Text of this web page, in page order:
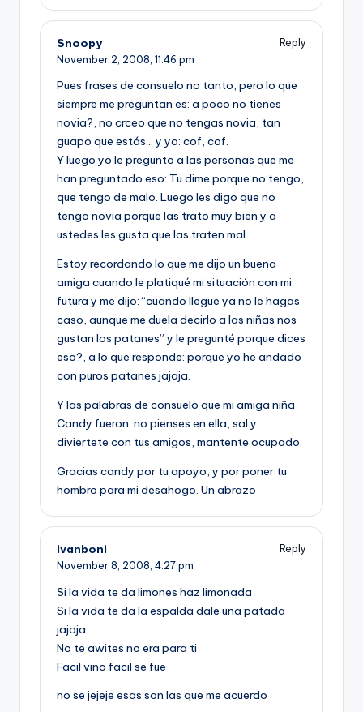
Snoopy
Reply
November 2, 2008, 11:46 pm
Pues frases de consuelo no tanto, pero lo que
siempre me preguntan es: a poco no tienes
novia?, no crceo que no tengas novia, tan
guapo que estás… y yo: cof, cof.
Y luego yo le pregunto a las personas que me
han preguntado eso: Tu dime porque no tengo,
que tengo de malo. Luego les digo que no
tengo novia porque las trato muy bien y a
ustedes les gusta que las traten mal.
Estoy recordando lo que me dijo un buena
amiga cuando le platiqué mi situación con mi
futura y me dijo: “cuando llegue ya no le hagas
caso, aunque me duela decirlo a las niñas nos
gustan los patanes” y le pregunté porque dices
eso?, a lo que responde: porque yo he andado
con puros patanes jajaja.
Y las palabras de consuelo que mi amiga niña
Candy fueron: no pienses en ella, sal y
diviertete con tus amigos, mantente ocupado.
Gracias candy por tu apoyo, y por poner tu
hombro para mi desahogo. Un abrazo
ivanboni
Reply
November 8, 2008, 4:27 pm
Si la vida te da limones haz limonada
Si la vida te da la espalda dale una patada
jajaja
No te awites no era para ti
Facil vino facil se fue
no se jejeje esas son las que me acuerdo